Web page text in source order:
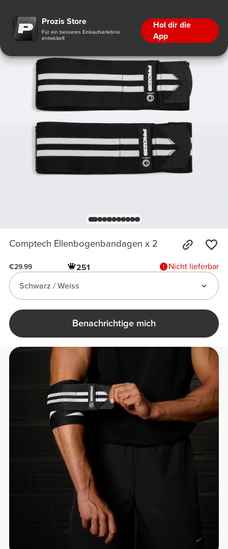
Prozis Store
Für ein besseres Einkaufserlebnis
entwickelt
Hol dir die
App
Comptech Ellenbogenbandagen x 2
€29.99 251
Nicht lieferbar
Schwarz / Weiss
Benachrichtige mich